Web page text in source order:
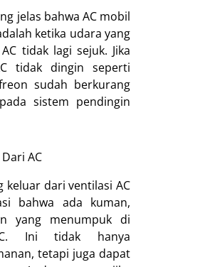
jelas bahwa AC mobil
ketika udara yang
tidak lagi sejuk. Jika
tidak dingin seperti
sudah berkurang
sistem pendingin
AC
keluar dari ventilasi AC
bahwa ada kuman,
yang menumpuk di
Ini tidak hanya
tetapi juga dapat